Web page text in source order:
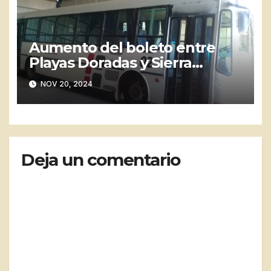
Aumento del boleto entre
Playas Doradas y Sierra
Grande genera malestar
entre los vecinos
NOV 20, 2024
Deja un comentario